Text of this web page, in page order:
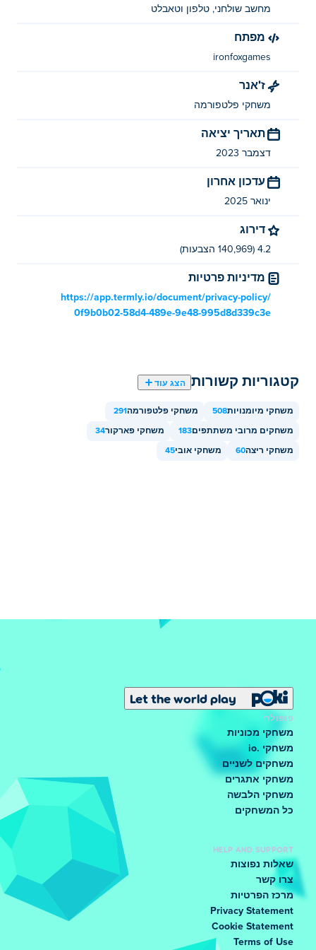
איך אני יכול לשחק ב-Up Together בחינם?
אתה יכול לשחק Up Together בחינם ב-Poki.
ניידים ובשולחן העבודה?
טלפונים וטאבלטים.
מחשב שולחני, טלפון וטאבלט
מפתח
ironfoxgames
ז'אנר
משחקי פלטפורמה
תאריך יציאה
דצמבר 2023
עדכון אחרון
ינואר 2025
דירוג
4.2 (140,969 הצבעות)
מדיניות פרטיות
https://app.termly.io/document/privacy-policy/
0f9b0b02-58d4-489e-9e48-995d8d339c3e
קטגוריות קשורות הצג עוד
משחקי מיומנויות508 משחקי פלטפורמה291
משחקים מרובי משתתפים183 משחקי פארקור34
משחקי ריצה60 משחקי אובי45
Let the world play
פופולרי
משחקי מכוניות
משחקי .io
משחקים לשניים
משחקי אתגרים
משחקי הלבשה
כל המשחקים
HELP AND SUPPORT
שאלות נפוצות
צרו קשר
מרכז הפרטיות
Privacy Statement
Cookie Statement
Terms of Use